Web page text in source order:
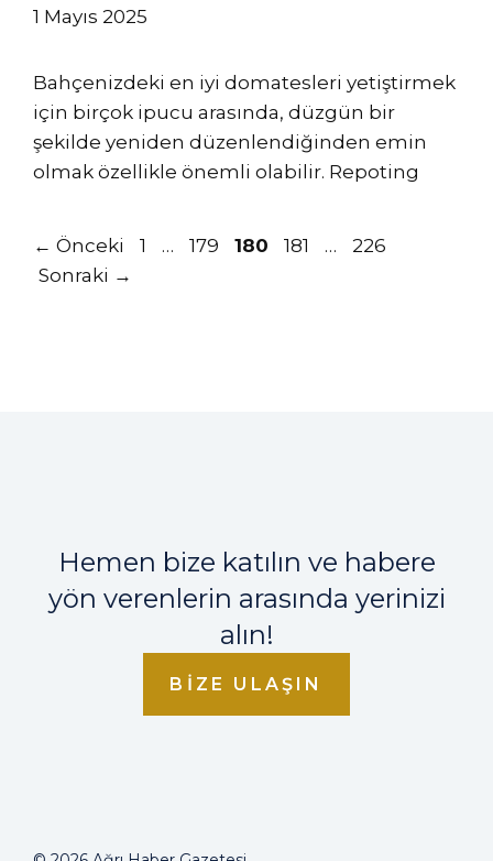
1 Mayıs 2025
Bahçenizdeki en iyi domatesleri yetiştirmek
için birçok ipucu arasında, düzgün bir
şekilde yeniden düzenlendiğinden emin
olmak özellikle önemli olabilir. Repoting
← Önceki Sayfa
1 … Sayfa
179 Sayfa
180 Sayfa
181 … Sayfa
226
Sonraki →
Hemen bize katılın ve habere
yön verenlerin arasında yerinizi
alın!
BIZE ULAŞIN